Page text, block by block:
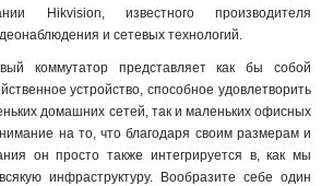
Hikvision, известного производителя
и сетевых технологий.
коммутатор представляет как бы собой
устройство, способное удовлетворить
домашних сетей, так и маленьких офисных
на то, что благодаря своим размерам и
он просто также интегрируется в, как мы
инфраструктуру. Вообразите себе один